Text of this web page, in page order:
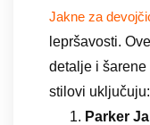
Jakne za
lepršavosti.
detalje i
stilovi uključuju:
Parker